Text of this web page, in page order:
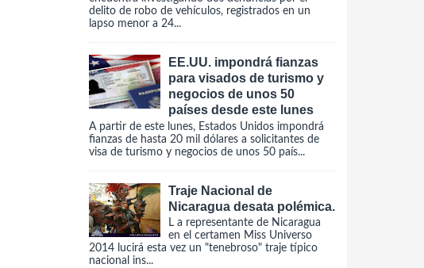
delito de robo de vehículos, registrados en un
lapso menor a 24...
EE.UU. impondrá fianzas
para visados de turismo y
negocios de unos 50
países desde este lunes
A partir de este lunes, Estados Unidos impondrá
fianzas de hasta 20 mil dólares a solicitantes de
visa de turismo y negocios de unos 50 país...
Traje Nacional de
Nicaragua desata polémica.
L a representante de Nicaragua
en el certamen Miss Universo
2014 lucirá esta vez un "tenebroso" traje típico
nacional ins...